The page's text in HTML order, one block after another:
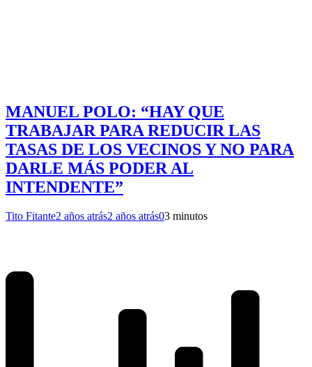
MANUEL POLO: “HAY QUE
TRABAJAR PARA REDUCIR LAS
TASAS DE LOS VECINOS Y NO PARA
DARLE MÁS PODER AL
INTENDENTE”
Tito Fitante2 años atrás2 años atrás03 minutos